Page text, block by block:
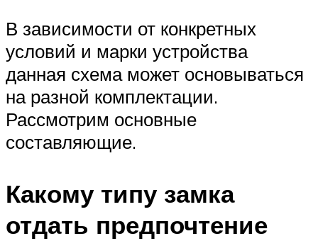
В зависимости от конкретных
условий и марки устройства
данная схема может основываться
на разной комплектации.
Рассмотрим основные
составляющие.
Какому типу замка
отдать предпочтение